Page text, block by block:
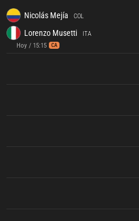
Nicolás Mejía COL
Lorenzo Musetti
ITA
Hoy / 15:15
CA